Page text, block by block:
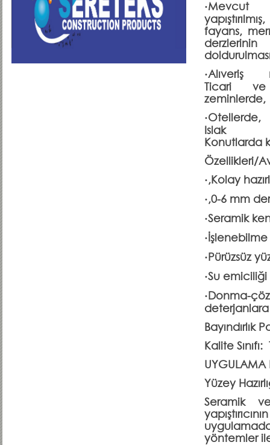
fayans,
derzlerinin
·Alıveriş
Ticari ve
zeminlerde,
·Otellerde,
Islak
Konutlarda
Özellikleri/
·,Kolay
·,0-6 mm
·Seramik
·Pürüzsüz
·Su
·Donma-
deterjanlara
Bayındırlık
Kalite
UYGULAMA
Yüzey
Seramik
yöntemler